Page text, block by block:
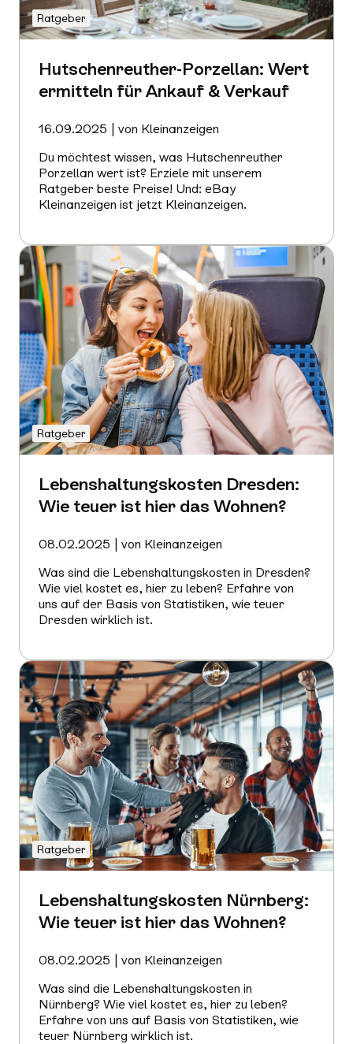
Hutschenreuther-Porzellan: Wert
ermitteln für Ankauf & Verkauf
16.09.2025 | von Kleinanzeigen
Du möchtest wissen, was Hutschenreuther
Porzellan wert ist? Erziele mit unserem
Ratgeber beste Preise! Und: eBay
Kleinanzeigen ist jetzt Kleinanzeigen.
erfahren
Ratgeber
Lebenshaltungskosten Dresden:
Wie teuer ist hier das Wohnen?
08.02.2025 | von Kleinanzeigen
Was sind die Lebenshaltungskosten in Dresden?
Wie viel kostet es, hier zu leben? Erfahre von
uns auf der Basis von Statistiken, wie teuer
Dresden wirklich ist.
erfahren
Ratgeber
Lebenshaltungskosten Nürnberg:
Wie teuer ist hier das Wohnen?
08.02.2025 | von Kleinanzeigen
Was sind die Lebenshaltungskosten in
Nürnberg? Wie viel kostet es, hier zu leben?
Erfahre von uns auf Basis von Statistiken, wie
teuer Nürnberg wirklich ist.
Ratgeber